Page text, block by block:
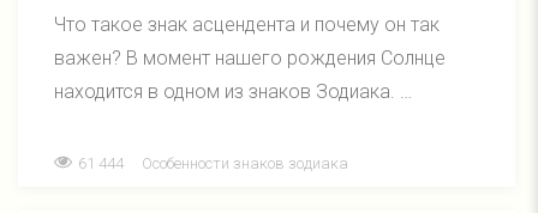
Что такое знак асцендента и почему он так
важен? В момент нашего рождения Солнце
находится в одном из знаков Зодиака. …
61 444 Особенности знаков зодиака